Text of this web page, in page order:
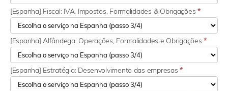
[Espanha] Fiscal: IVA, Impostos, Formalidades & Obrigações*
[Espanha] Alfândega: Operações, Formalidades e Obrigações*
[Espanha] Estratégia: Desenvolvimento das empresas*